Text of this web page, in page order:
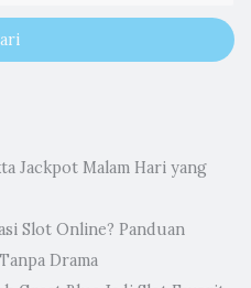
Jackpot Malam Hari yang
Slot Online? Panduan
Drama